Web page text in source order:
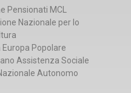
Pensionati MCL
Nazionale per lo
Popolare
Assistenza Sociale
Autonomo